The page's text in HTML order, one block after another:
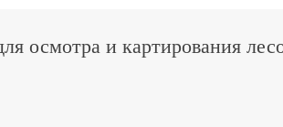
осмотра и картирования